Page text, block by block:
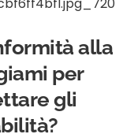
alla
per
gli